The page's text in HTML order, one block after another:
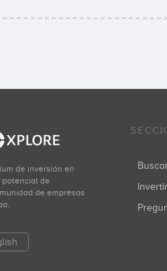
de inversión en
de
de empresas